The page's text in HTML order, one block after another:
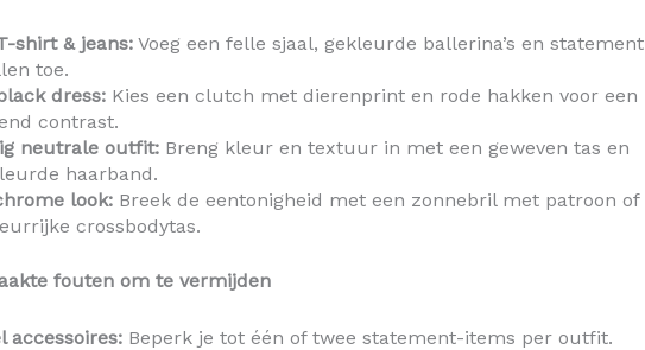
shirt & jeans: Voeg een felle sjaal, gekleurde ballerina’s en statement
toe.
dress: Kies een clutch met dierenprint en rode hakken voor een
contrast.
neutrale outfit: Breng kleur en textuur in met een geweven tas en
haarband.
look: Breek de eentonigheid met een zonnebril met patroon of
crossbodytas.
fouten om te vermijden
accessoires: Beperk je tot één of twee statement-items per outfit.